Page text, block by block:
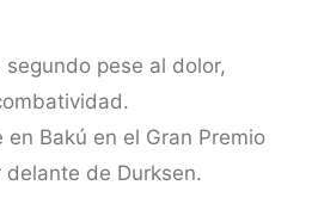
segundo pese al dolor,
Bakú en el Gran Premio
de Durksen.